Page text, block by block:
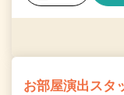
お部屋演出スタ